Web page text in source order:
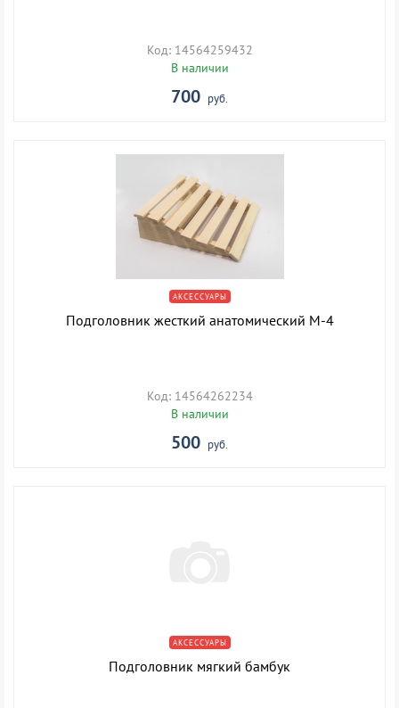
Код: 14564259432
В наличии
700 руб.
АКСЕССУАРЫ
Подголовник жесткий анатомический М-4
Код: 14564262234
В наличии
500 руб.
АКСЕССУАРЫ
Подголовник мягкий бамбук